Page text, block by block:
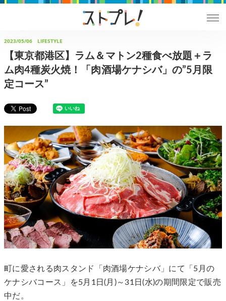
2023/05/06 LIFESTYLE
【東京都港区】ラム＆マトン2種食べ放題＋ラ
ム肉4種炭火焼！「肉酒場ケナシバ」の”5月限
定コース”
町に愛される肉スタンド「肉酒場ケナシバ」にて「5月の
ケナシバコース」を5月1日(月)～31日(水)の期間限定で販売
中だ。